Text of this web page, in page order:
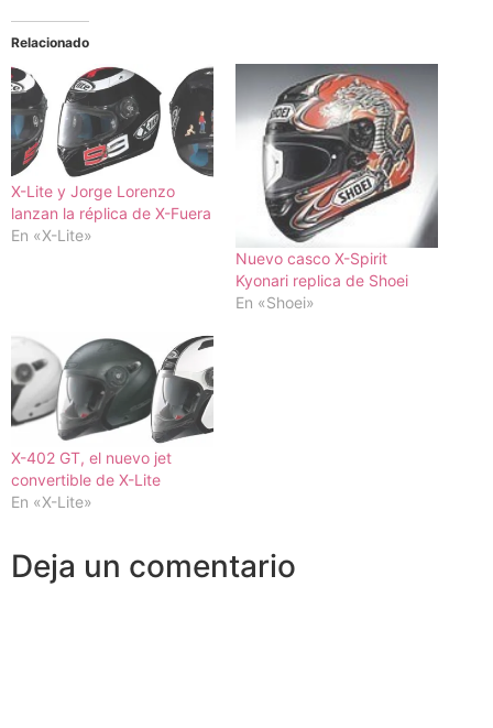
Relacionado
X-Lite y Jorge Lorenzo
lanzan la réplica de X-Fuera
En «X-Lite»
Nuevo casco X-Spirit
Kyonari replica de Shoei
En «Shoei»
X-402 GT, el nuevo jet
convertible de X-Lite
En «X-Lite»
Deja un comentario